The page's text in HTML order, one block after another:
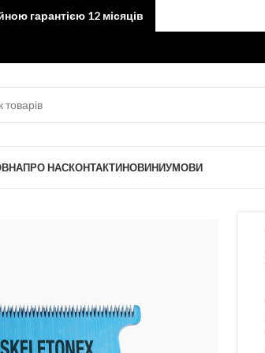
ПРО НАСКОНТАКТИНОВИНИУМОВИ
гарантією 12 місяців